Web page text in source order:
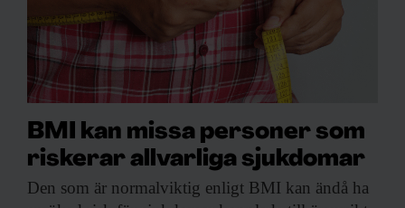
BMI kan missa personer som
riskerar allvarliga sjukdomar
Den som är normalviktig enligt BMI kan ändå ha